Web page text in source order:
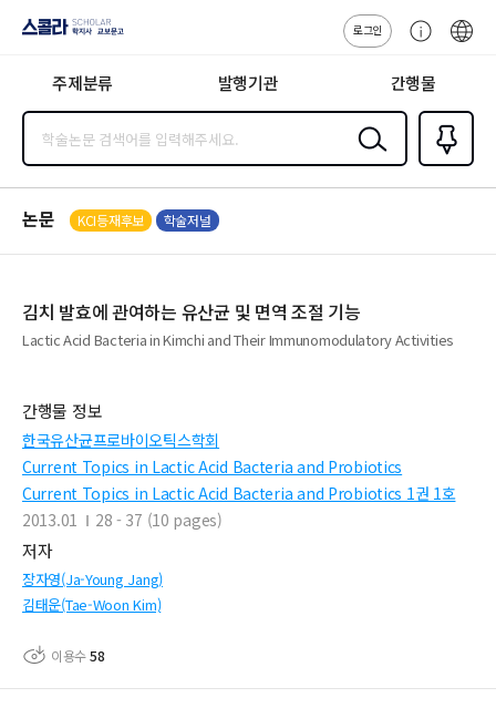
지사·교보문고
로그인
센
주제분류 발행기관 간행물
검색
즐겨찾
기0
논문 KCI등재후보 학술저널
김치 발효에 관여하는 유산균 및 면역 조절 기능
Lactic Acid Bacteria in Kimchi and Their Immunomodulatory Activities
간행물 정보
한국유산균프로바이오틱스학회
Current Topics in Lactic Acid Bacteria and Probiotics
Current Topics in Lactic Acid Bacteria and Probiotics 1권 1호
2013.01
28 - 37 (10 pages)
저자
장자영(Ja-Young Jang)
김태운(Tae-Woon Kim)
이용수58